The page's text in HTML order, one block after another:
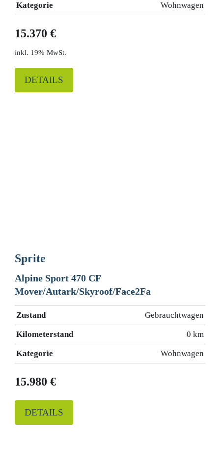
Kategorie Wohnwagen
15.370 €
19% MwSt.
DETAILS
Sprite
Alpine Sport 470 CF
Mover/Autark/Skyroof/Face2Fa
Zustand Gebrauchtwagen
Kilometerstand 0 km
Kategorie Wohnwagen
15.980 €
DETAILS